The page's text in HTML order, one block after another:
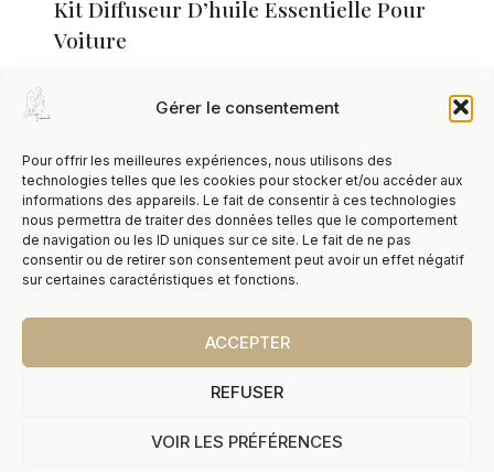
Gérer le consentement
Pour offrir les meilleures expériences, nous utilisons des
technologies telles que les cookies pour stocker et/ou accéder aux
informations des appareils. Le fait de consentir à ces technologies
nous permettra de traiter des données telles que le comportement
de navigation ou les ID uniques sur ce site. Le fait de ne pas
consentir ou de retirer son consentement peut avoir un effet négatif
sur certaines caractéristiques et fonctions.
ACCEPTER
REFUSER
VOIR LES PRÉFÉRENCES
Kit Diffuseur D’huile Essentielle Pour
Voiture